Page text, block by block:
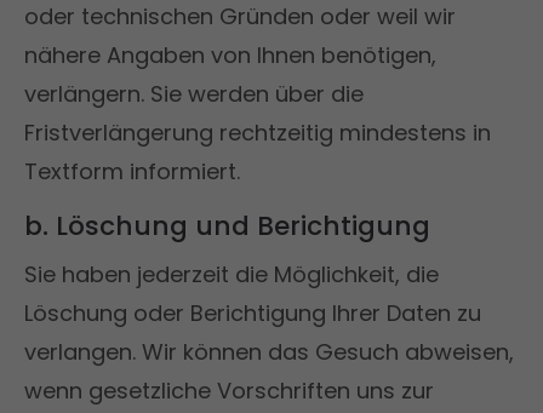
oder technischen Gründen oder weil wir
nähere Angaben von Ihnen benötigen,
verlängern. Sie werden über die
Fristverlängerung rechtzeitig mindestens in
Textform informiert.
b. Löschung und Berichtigung
Sie haben jederzeit die Möglichkeit, die
Löschung oder Berichtigung Ihrer Daten zu
verlangen. Wir können das Gesuch abweisen,
wenn gesetzliche Vorschriften uns zur